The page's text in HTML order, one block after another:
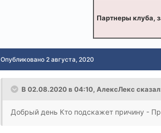
Партнеры клуба,
Опубликовано 2 августа, 2020
В 02.08.2020 в 04:10, АлексЛекс
Добрый день Кто подскажет причину -